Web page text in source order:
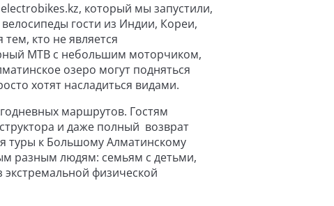
который мы запустили,
гости из Индии, Кореи,
кто не является
MTB с небольшим моторчиком,
озеро могут подняться
хотят насладиться видами.
маршрутов. Гостям
и даже полный возврат
туры к Большому Алматинскому
разным людям: семьям с детьми,
физической